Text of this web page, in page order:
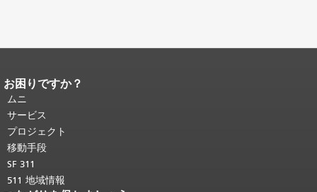
ページコンテンツの終わり。
ジの残りの部分はすべてのページで繰
り返されます。
頭に戻る。
お困りですか？
ムニ
サービス
プロジェクト
移動手段
SF 311
511 地域情報